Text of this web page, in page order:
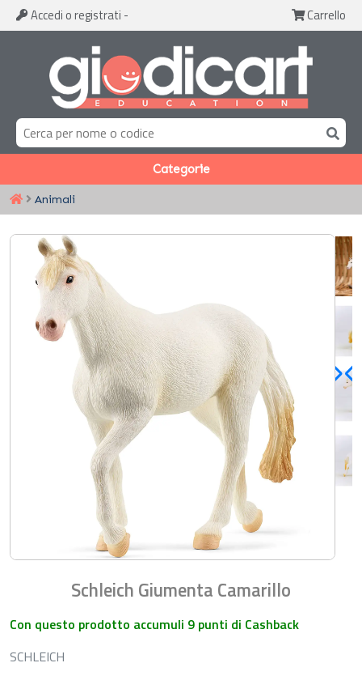
Accedi o registrati - Carrello
Categorie
Animali
Schleich Giumenta Camarillo
Con questo prodotto accumuli 9 punti di Cashback
SCHLEICH